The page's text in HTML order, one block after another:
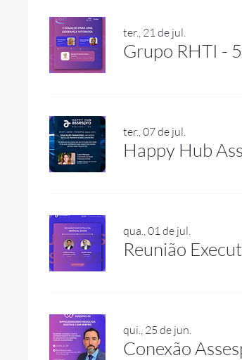
ter., 21 de jul.
Grupo RHTI -
ter., 07 de jul.
Happy Hub
qua., 01 de jul.
Reunião
qui., 25 de jun.
Conexão